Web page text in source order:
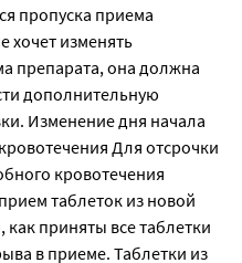
пропуска приема
хочет изменять
препарата, она должна
дополнительную
Изменение дня начала
Для отсрочки
кровотечения
таблеток из новой
как приняты все таблетки
в приеме. Таблетки из